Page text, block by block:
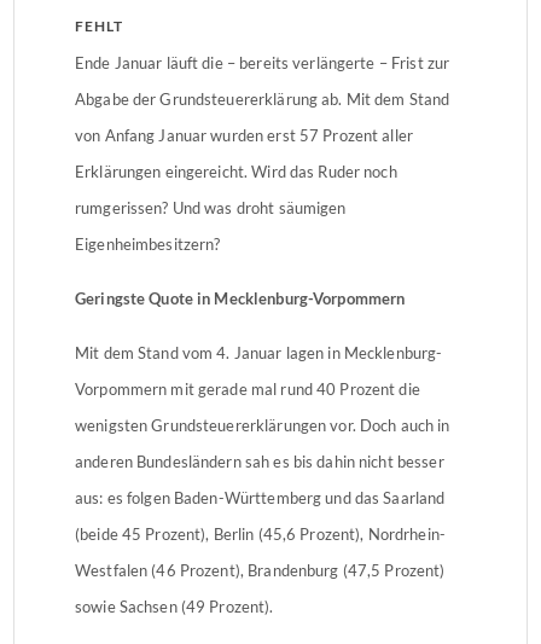
FEHLT
Ende Januar läuft die – bereits verlängerte – Frist zur
Abgabe der Grundsteuererklärung ab. Mit dem Stand
von Anfang Januar wurden erst 57 Prozent aller
Erklärungen eingereicht. Wird das Ruder noch
rumgerissen? Und was droht säumigen
Eigenheimbesitzern?
Geringste Quote in Mecklenburg-Vorpommern
Mit dem Stand vom 4. Januar lagen in Mecklenburg-
Vorpommern mit gerade mal rund 40 Prozent die
wenigsten Grundsteuererklärungen vor. Doch auch in
anderen Bundesländern sah es bis dahin nicht besser
aus: es folgen Baden-Württemberg und das Saarland
(beide 45 Prozent), Berlin (45,6 Prozent), Nordrhein-
Westfalen (46 Prozent), Brandenburg (47,5 Prozent)
sowie Sachsen (49 Prozent).